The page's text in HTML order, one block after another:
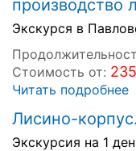
производство
Экскурся в
Стоимость от:
Читать подробнее
Лисино-
Экскурсия на 1